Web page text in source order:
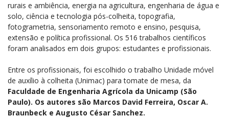
rurais e ambiência, energia na agricultura, engenharia de água e
solo, ciência e tecnologia pós-colheita, topografia,
fotogrametria, sensoriamento remoto e ensino, pesquisa,
extensão e política profissional. Os 516 trabalhos científicos
foram analisados em dois grupos: estudantes e profissionais.
Entre os profissionais, foi escolhido o trabalho Unidade móvel
de auxílio à colheita (Unimac) para tomate de mesa, da
Faculdade de Engenharia Agrícola da Unicamp (São
Paulo). Os autores são Marcos David Ferreira, Oscar A.
Braunbeck e Augusto César Sanchez.